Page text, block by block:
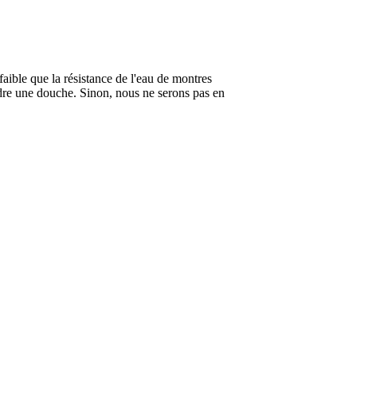
que la résistance de l'eau de montres
une douche. Sinon, nous ne serons pas en